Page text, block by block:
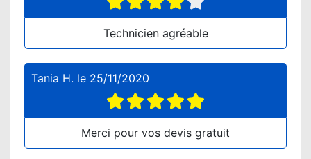
Technicien agréable
Tania H. le 25/11/2020
Merci pour vos devis gratuit